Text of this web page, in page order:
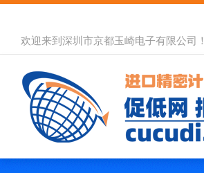
欢迎来到深圳市京都玉崎电子有限公司！